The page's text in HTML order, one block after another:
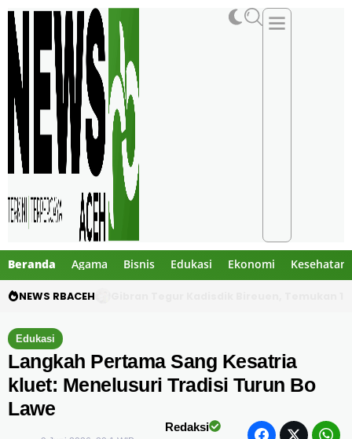
Beranda Agama Bisnis Edukasi Ekonomi Kesehatan
NEWS RBACEH
Edukasi
Langkah Pertama Sang Kesatria
kluet: Menelusuri Tradisi Turun Bo
Lawe
Redaksi